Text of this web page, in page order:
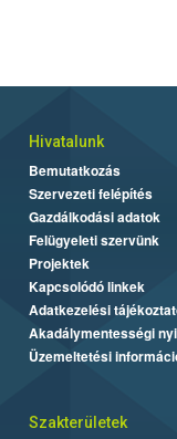
Hivatalunk
Bemutatkozás
Szervezeti felépítés
Gazdálkodási adatok
Felügyeleti szervünk
Projektek
Kapcsolódó linkek
Adatkezelési
Akadálymentességi
Üzemeltetési
Szakterületek